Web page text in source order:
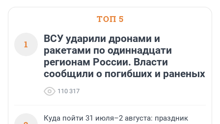
ТОП 5
1
ВСУ ударили дронами и
ракетами по одиннадцати
регионам России. Власти
сообщили о погибших и раненых
110 317
Куда пойти 31 июля–2 августа: праздник